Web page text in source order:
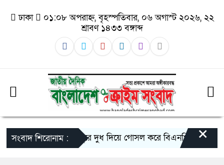
ঢাকা
০১:০৮ অপরাহ্ন, বৃহস্পতিবার, ০৬ অগাস্ট ২০২৬, ২২
শ্রাবণ ১৪৩৩ বঙ্গাব্দ
সংবাদ শিরোনাম :গাজীপুরে দুধ দিয়ে গোসল করে বিএনপির রাজনীতি
×